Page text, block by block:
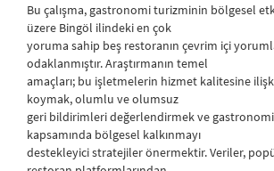
Bu çalışma, gastronomi turizminin bölgesel
üzere Bingöl ilindeki en çok
yoruma sahip beş restoranın çevrim içi
odaklanmıştır. Araştırmanın temel
amaçları; bu işletmelerin hizmet kalitesine
koymak, olumlu ve olumsuz
geri bildirimleri değerlendirmek ve
kapsamında bölgesel kalkınmayı
destekleyici stratejiler önermektir. Veriler,